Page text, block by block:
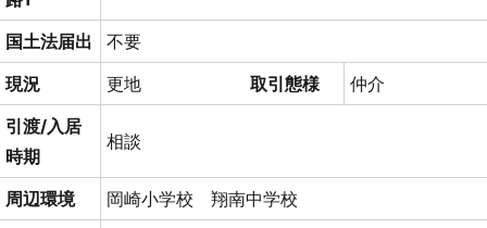
国土法届出
不要
現況
更地 取引態様
仲介
引渡/入居
時期
相談
周辺環境
岡崎小学校 翔南中学校